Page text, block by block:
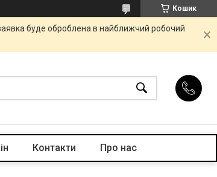
Кошик
буде оброблена в найближчий робочий
Контакти Про нас